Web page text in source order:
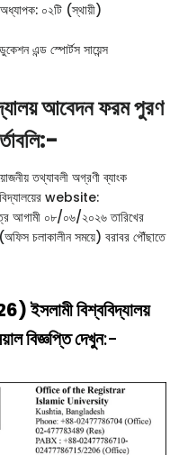
০২টি (স্থায়ী)
এন্ড স্পোর্টস সায়েন্স
আবেদন ফরম পুরণ
তথ্যাবলী অগ্রণী ব্যাংক
website:
আগামী ০৮/০৬/২০২৬ তারিখের
(অফিস চলাকালীন সময়ে) বরাবর পৌঁছাতে
বিশ্ববিদ্যালয়
বিজ্ঞপ্তি দেখুন:-